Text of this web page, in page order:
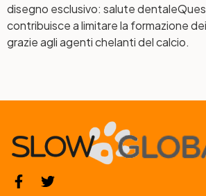
disegno esclusivo: salute dentale
contribuisce a limitare la formazione
grazie agli agenti chelanti del calcio.